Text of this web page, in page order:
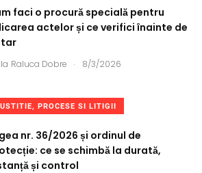
faci o procură specială pentru
actelor și ce verifici înainte de
Raluca Dobre . 8/3/2026
PROCESE SI LITIGII
nr. 36/2026 și ordinul de
ce se schimbă la durată,
și control